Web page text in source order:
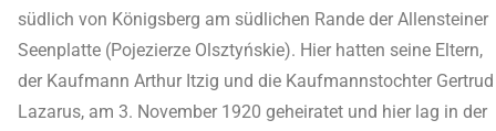
südlich von Königsberg am südlichen Rande der Allensteiner
Seenplatte (Pojezierze Olsztyńskie). Hier hatten seine Eltern,
der Kaufmann Arthur Itzig und die Kaufmannstochter Gertrud
Lazarus, am 3. November 1920 geheiratet und hier lag in der